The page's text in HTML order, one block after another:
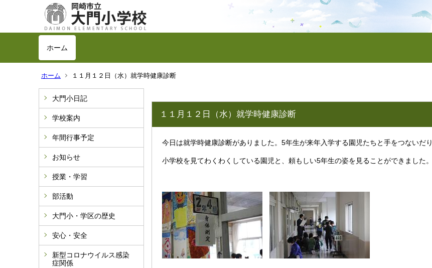
ホーム
ホーム １１月１２日（水）就学時健康診断
大門小日記
学校案内
年間行事予定
お知らせ
授業・学習
部活動
大門小・学区の歴史
安心・安全
新型コロナウイルス感染
症関係
１１月１２日（水）就学時健康診断
今日は就学時健康診断がありました。5年生が来年入学する園児たちと手をつないだり
小学校を見てわくわくしている園児と、頼もしい5年生の姿を見ることができました。